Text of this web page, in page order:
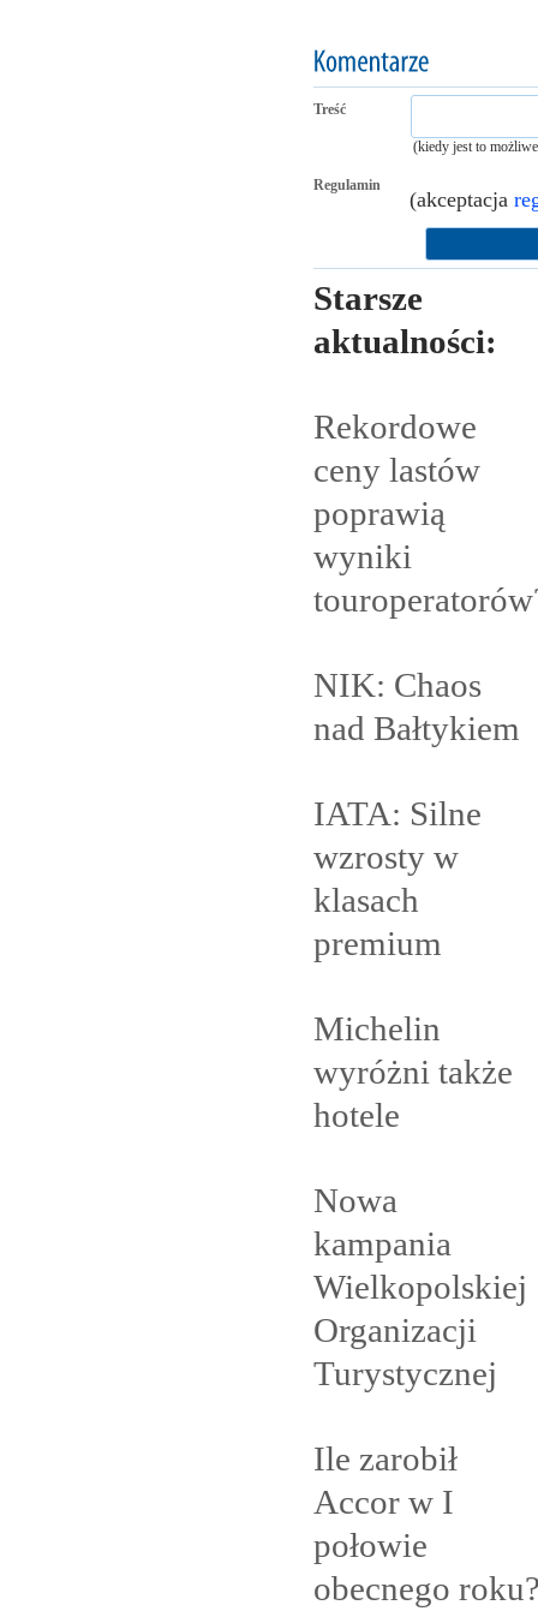
Treść
(kiedy jest to
Regulamin
(akceptacja
Starsze
aktualności:
Rekordowe
ceny lastów
poprawią
wyniki
NIK: Chaos
nad Bałtykiem
IATA: Silne
wzrosty w
klasach
premium
Michelin
wyróżni także
hotele
Nowa
kampania
Wielkopolskiej
Organizacji
Turystycznej
Ile zarobił
Accor w I
połowie
obecnego